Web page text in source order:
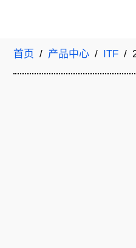
首页 / 产品中心 / ITF /